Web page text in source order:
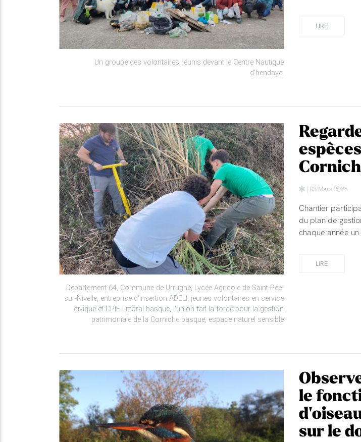
Un groupe des volontaires réunis devant le Centre Nautique
d'hendaye.
LIRE
Département 64, Commune de Urrugne, Lycée Agricole de Saint-Pée-
sur-Nivelle, entreprise d'insertion ADELI, jeunes volontaires en service
civique et CPIE Littoral basque, l'union fait la force pour la gestion
patrimoniale de la Corniche basque, espace naturel sensible
| 03 Mars 2026
Chantier
du plan de
chaque année
LIRE
le
sur le